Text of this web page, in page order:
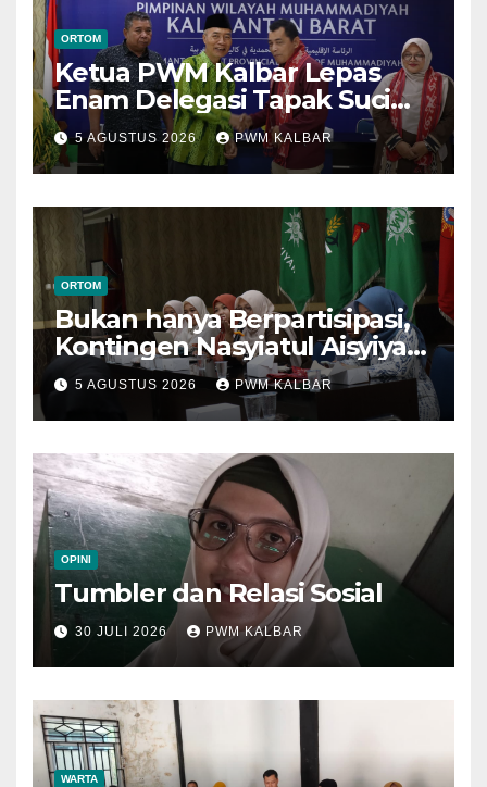
ORTOM
Ketua PWM Kalbar Lepas
Enam Delegasi Tapak Suci
Menuju Muktamar XVI di
Semarang
5 AGUSTUS 2026 PWM KALBAR
ORTOM
Bukan hanya Berpartisipasi,
Kontingen Nasyiatul Aisyiyah
Kalbar Perjuangkan Program
di Muktamar XV
5 AGUSTUS 2026 PWM KALBAR
OPINI
Tumbler dan Relasi Sosial
30 JULI 2026 PWM KALBAR
WARTA